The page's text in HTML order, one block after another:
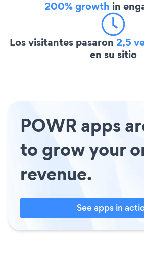
200% growth in
Los visitantes pasaron 2,5
en su sitio
POWR apps
to grow your
revenue.
See apps in